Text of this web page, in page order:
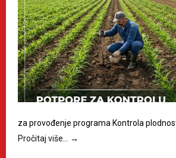
za provođenje programa Kontrola
Pročitaj više…
→